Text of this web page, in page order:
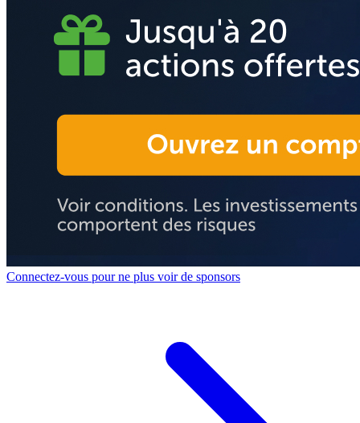
Connectez-vous pour ne plus voir de sponsors